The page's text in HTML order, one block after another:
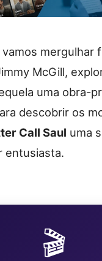
mergulhar
McGill,
uma obra-
descobrir os
Call Saul uma
entusiasta.
🎬